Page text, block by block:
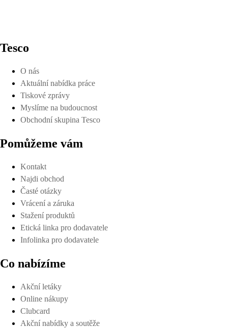
Tesco
O nás
Aktuální nabídka práce
Tiskové zprávy
Myslíme na budoucnost
Obchodní skupina Tesco
Pomůžeme vám
Kontakt
Najdi obchod
Časté otázky
Vrácení a záruka
Stažení produktů
Etická linka pro dodavatele
Infolinka pro dodavatele
Co nabízíme
Akční letáky
Online nákupy
Clubcard
Akční nabídky a soutěže